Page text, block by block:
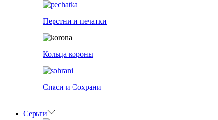
Перстни и печатки
Кольца короны
Спаси и Сохрани
Серьги